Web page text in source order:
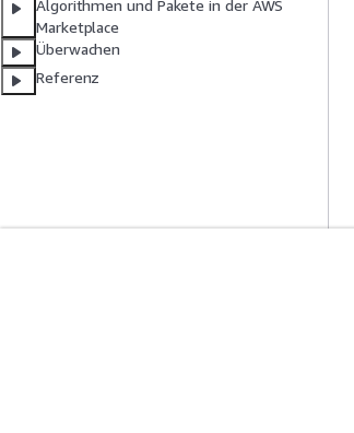
Algorithmen und Pakete in der AWS
Marketplace
Überwachen
Referenz